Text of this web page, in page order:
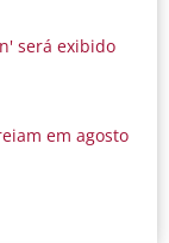
será exibido
em agosto